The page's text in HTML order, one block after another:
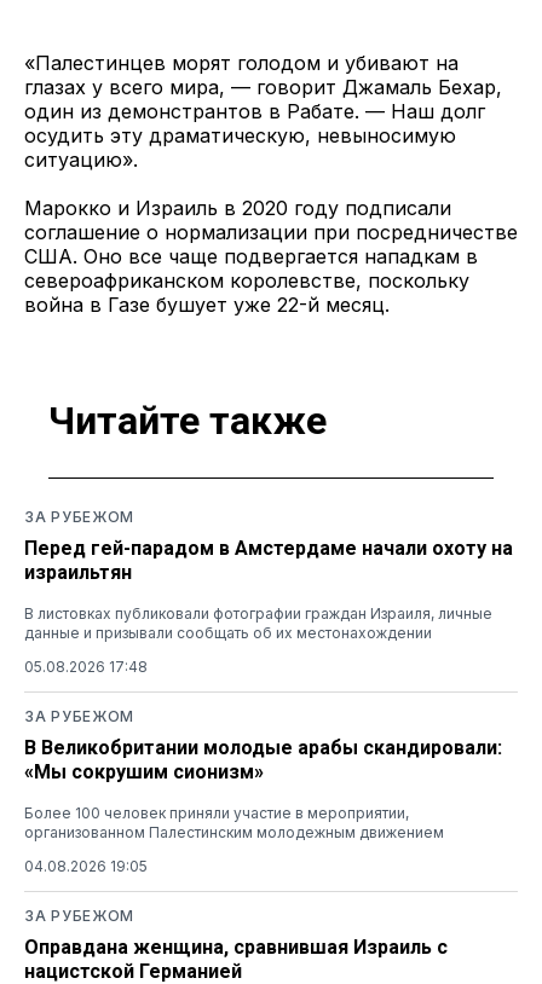
«Палестинцев морят голодом и убивают на
глазах у всего мира, — говорит Джамаль Бехар,
один из демонстрантов в Рабате. — Наш долг
осудить эту драматическую, невыносимую
ситуацию».
Марокко и Израиль в 2020 году подписали
соглашение о нормализации при посредничестве
США. Оно все чаще подвергается нападкам в
североафриканском королевстве, поскольку
война в Газе бушует уже 22-й месяц.
Читайте также
ЗА РУБЕЖОМ
Перед гей-парадом в Амстердаме начали охоту на
израильтян
В листовках публиковали фотографии граждан Израиля, личные
данные и призывали сообщать об их местонахождении
05.08.2026 17:48
ЗА РУБЕЖОМ
В Великобритании молодые арабы скандировали:
«Мы сокрушим сионизм»
Более 100 человек приняли участие в мероприятии,
организованном Палестинским молодежным движением
04.08.2026 19:05
ЗА РУБЕЖОМ
Оправдана женщина, сравнившая Израиль с
нацистской Германией